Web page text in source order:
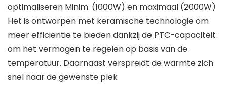
optimaliseren Minim. (1000W) en maximaal (2000W)
Het is ontworpen met keramische technologie om
meer efficiëntie te bieden dankzij de PTC-capaciteit
om het vermogen te regelen op basis van de
temperatuur. Daarnaast verspreidt de warmte zich
snel naar de gewenste plek